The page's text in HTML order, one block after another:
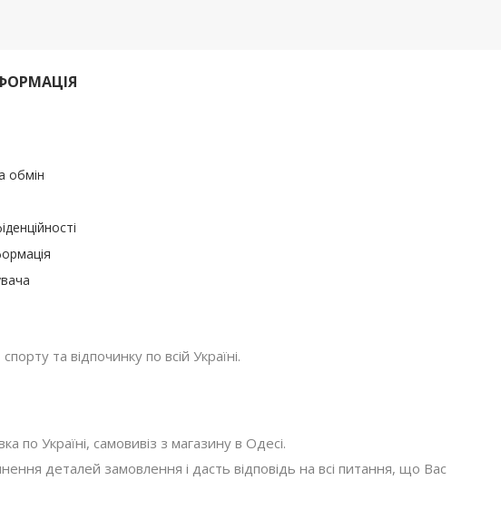
обмін
та відпочинку по всій Україні.
Україні, самовивіз з магазину в Одесі.
деталей замовлення і дасть відповідь на всі питання, що Вас